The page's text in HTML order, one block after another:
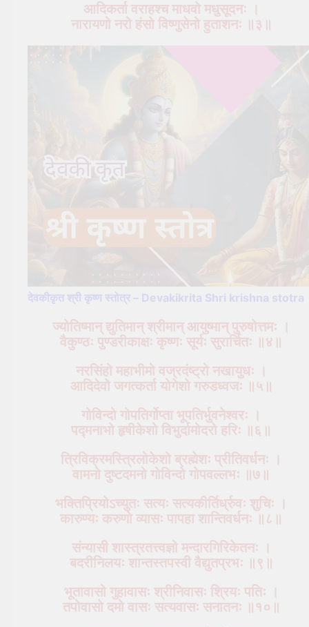
आदिकर्ता वराहश्च माधवो मधुसूदनः ।
नारायणो नरो हंसो विष्णुसेनो हुताशनः ॥३॥
देवकीकृत श्री कृष्ण स्तोत्र – Devakikrita Shri krishna stotra
ज्योतिष्मान् द्युतिमान् श्रीमान् आयुष्मान् पुरुषोत्तमः ।
वैकुण्ठः पुण्डरीकाक्षः कृष्णः सूर्यः सुरार्चितः ॥४॥
नरसिंहो महाभीमो वज्रदंष्ट्रो नखायुधः ।
आदिदेवो जगत्कर्ता योगेशो गरुडध्वजः ॥५॥
गोविन्दो गोपतिर्गोप्ता भूपतिर्भुवनेश्वरः ।
पद्मनाभो हृषीकेशो विभुर्दामोदरो हरिः ॥६॥
त्रिविक्रमस्त्रिलोकेशो ब्रह्मेशः प्रीतिवर्धनः ।
वामनो दुष्टदमनो गोविन्दो गोपवल्लभः ॥७॥
भक्तिप्रियोऽच्युतः सत्यः सत्यकीर्तिर्ध्रुवः शुचिः ।
कारुण्यः करुणो व्यासः पापहा शान्तिवर्धनः ॥८॥
संन्यासी शास्त्रतत्त्वज्ञो मन्दारगिरिकेतनः ।
बदरीनिलयः शान्तस्तपस्वी वैद्युतप्रभः ॥९॥
भूतावासो गुहावासः श्रीनिवासः श्रियः पतिः ।
तपोवासो दमो वासः सत्यवासः सनातनः ॥१०॥